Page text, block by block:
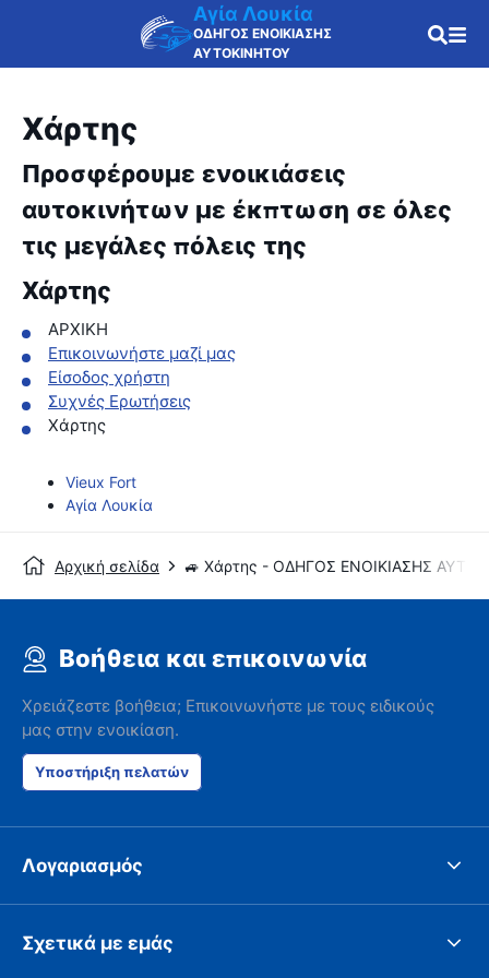
Αγία Λουκία
ΟΔΗΓΟΣ ΕΝΟΙΚΙΑΣΗΣ
ΑΥΤΟΚΙΝΗΤΟΥ
Χάρτης
Προσφέρουμε ενοικιάσεις
αυτοκινήτων με έκπτωση σε όλες
τις μεγάλες πόλεις της
Χάρτης
ΑΡΧΙΚΗ
Επικοινωνήστε μαζί μας
Είσοδος χρήστη
Συχνές Ερωτήσεις
Χάρτης
Vieux Fort
Αγία Λουκία
Αρχική σελίδα 🚙 Χάρτης - ΟΔΗΓΟΣ ΕΝΟΙΚΙΑΣΗΣ
Βοήθεια και επικοινωνία
Χρειάζεστε βοήθεια; Επικοινωνήστε με τους ειδικούς
μας στην ενοικίαση.
Υποστήριξη πελατών
Λογαριασμός
Σχετικά με εμάς